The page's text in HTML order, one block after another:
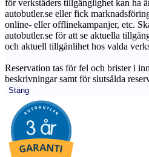
för verkstäders tillgänglighet kan ha
autobutler.se eller fick
online- eller offlinekampanjer, etc.
autobutler.se för att se aktuella
och aktuell tillgänlihet hos valda
Reservation tas för fel och brister i
beskrivningar samt för slutsålda
Stäng